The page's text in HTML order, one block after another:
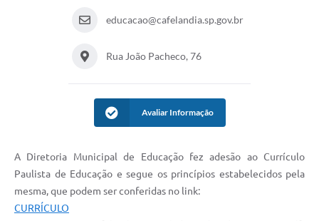
educacao@cafelandia.sp.gov.br
Rua João Pacheco, 76
Avaliar Informação
A Diretoria Municipal de Educação fez adesão ao Currículo
Paulista de Educação e segue os princípios estabelecidos pela
mesma, que podem ser conferidas no link:
CURRÍCULO